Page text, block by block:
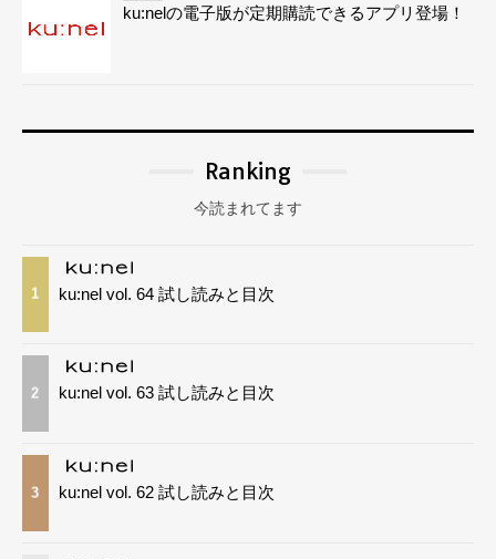
ku:nelの電子版が定期購読できるアプリ登場！
Ranking
今読まれてます
1 ku:nel vol. 64 試し読みと目次
2 ku:nel vol. 63 試し読みと目次
3 ku:nel vol. 62 試し読みと目次